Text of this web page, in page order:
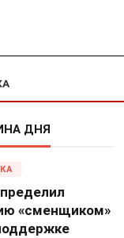
ДНЯ
«сменщиком»